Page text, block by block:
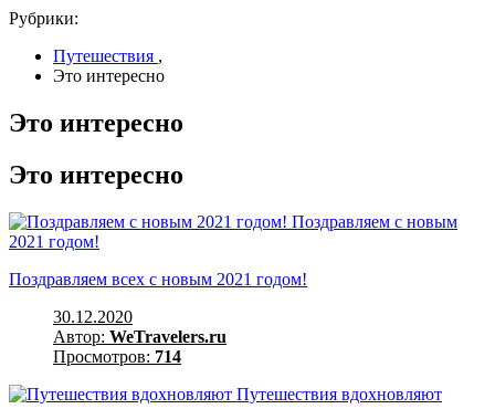
Рубрики:
Путешествия ,
Это интересно
Это интересно
Это интересно
Поздравляем с новым
2021 годом!
Поздравляем всех с новым 2021 годом!
30.12.2020
Автор: WeTravelers.ru
Просмотров: 714
Путешествия вдохновляют